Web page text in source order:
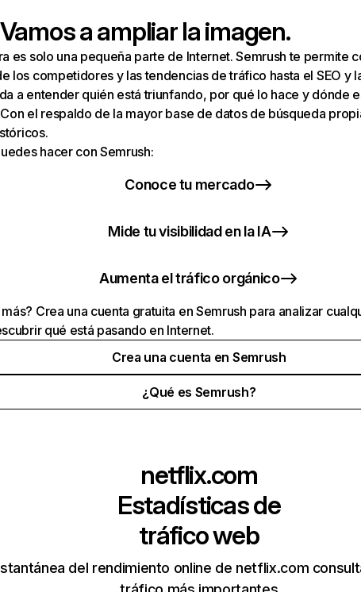
Vamos a ampliar la imagen.
es solo una pequeña parte de Internet. Semrush te permite
los competidores y las tendencias de tráfico hasta el SEO y
a entender quién está triunfando, por qué lo hace y dónde
el respaldo de la mayor base de datos de búsqueda
hacer con Semrush:
Conoce tu mercado
Mide tu visibilidad en la IA
Aumenta el tráfico orgánico
Crea una cuenta gratuita en Semrush para analizar
qué está pasando en Internet.
Crea una cuenta en Semrush
¿Qué es Semrush?
netflix.com
Estadísticas de
tráfico web
del rendimiento online de netflix.com